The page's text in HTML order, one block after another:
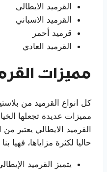
القرميد الايطالى
القرميد الاسباني
قرميد أحمر
القرميد العادي
مميزات
كل انواع القرميد من
مميزات عديدة تجعلها
القرميد الايطالي يعتبر
حاليا لكثرة مزاياها،
يتميز القرميد